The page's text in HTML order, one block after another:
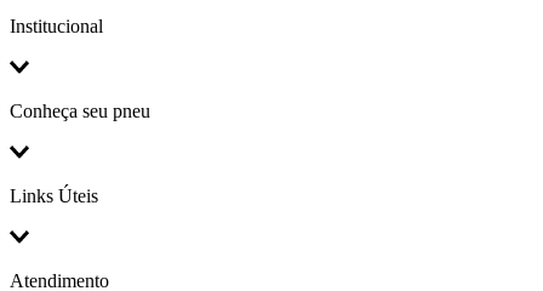
Institucional
Conheça seu pneu
Links Úteis
Atendimento